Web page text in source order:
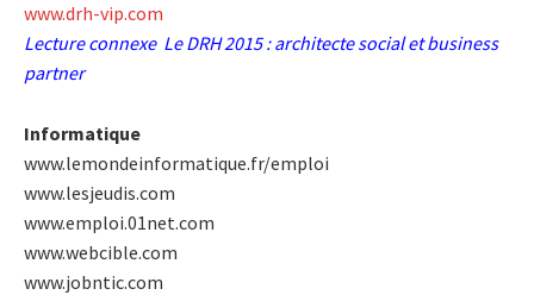
www.drh-vip.com
Lecture connexe Le DRH 2015 : architecte social et business
partner
Informatique
www.lemondeinformatique.fr/emploi
www.lesjeudis.com
www.emploi.01net.com
www.webcible.com
www.jobntic.com